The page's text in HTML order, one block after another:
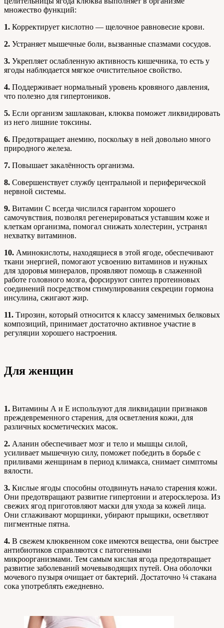
множество функций:
1. Корректирует кислотно — щелочное равновесие крови.
2. Устраняет мышечные боли, вызванные спазмами сосудов.
3. Укрепляет ослабленную активность кишечника, то есть у
ягоды наблюдается мягкое очистительное свойство.
4. Поддерживает нормальный уровень кровяного давления,
что полезно для гипертоников.
5. Если организм зашлакован, клюква поможет ликвидировать
из него лишние токсины.
6. Предотвращает анемию, поскольку в ней довольно много
природного железа.
7. Повышает закалённость организма.
8. Совершенствует службу центральной и периферической
нервной системы.
9. Витамин С всегда числился гарантом хорошего
самочувствия, позволял регенерироваться уставшим коже и
клеткам организма, помогал снижать холестерин, устранял
нехватку витаминов.
10. Аминокислоты, находящиеся в этой ягоде, обеспечивают
ткани энергией, помогают усвоению витаминов и нужных
для здоровья минералов, проявляют помощь в слаженной
работе головного мозга, форсируют синтез протеиновых
соединений посредством стимулирования секреции гормона
инсулина, сжигают жир.
11. Тирозин, который относится к классу заменимых белковых
композиций, принимает достаточно активное участие в
регуляции хорошего настроения.
Для женщин
1. Витамины А и Е используют для ликвидации признаков
преждевременного старения, для осветления кожи, для
различных косметических масок.
2. Аланин обеспечивает мозг и тело и мышцы силой,
усиливает мышечную силу, поможет победить в борьбе с
приливами женщинам в период климакса, снимает симптомы
вялости.
3. Кислые ягоды способны отодвинуть начало старения кожи.
Они предотвращают развитие гипертонии и атеросклероза. Из
свежих ягод приготовляют маски для ухода за кожей лица.
Они сглаживают морщинки, убирают прыщики, осветляют
пигментные пятна.
4. В свежем клюквенном соке имеются вещества, они быстрее
антибиотиков справляются с патогенными
микроорганизмами. Тем самым кислая ягода предотвращает
развитие заболеваний мочевыводящих путей. Она оболочки
мочевого пузыря очищает от бактерий. Достаточно ¼ стакана
сока употреблять ежедневно.